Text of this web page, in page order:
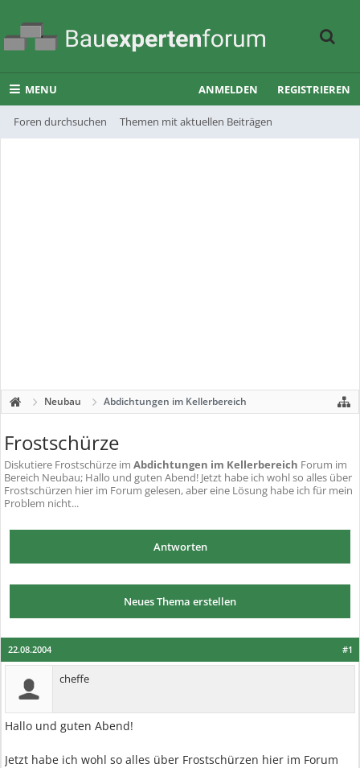
MENU
Foren durchsuchen Themen mit aktuellen Beiträgen
ANMELDEN REGISTRIEREN
Neubau Abdichtungen im Kellerbereich
Frostschürze
Diskutiere Frostschürze im Abdichtungen im Kellerbereich Forum im
Bereich Neubau; Hallo und guten Abend! Jetzt habe ich wohl so alles über
Frostschürzen hier im Forum gelesen, aber eine Lösung habe ich für mein
Problem nicht...
Antworten
Neues Thema erstellen
#1
22.08.2004
cheffe
Hallo und guten Abend!
Jetzt habe ich wohl so alles über Frostschürzen hier im Forum